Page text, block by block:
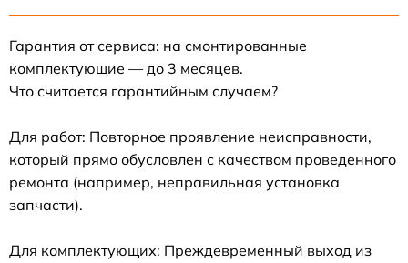
Гарантия от сервиса: на смонтированные
комплектующие — до 3 месяцев.
Что считается гарантийным случаем?
Для работ: Повторное проявление неисправности,
который прямо обусловлен с качеством проведенного
ремонта (например, неправильная установка
запчасти).
Для комплектующих: Преждевременный выход из